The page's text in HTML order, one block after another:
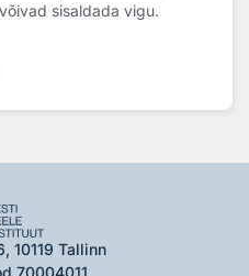
sisaldada vigu.
10119 Tallinn
70004011